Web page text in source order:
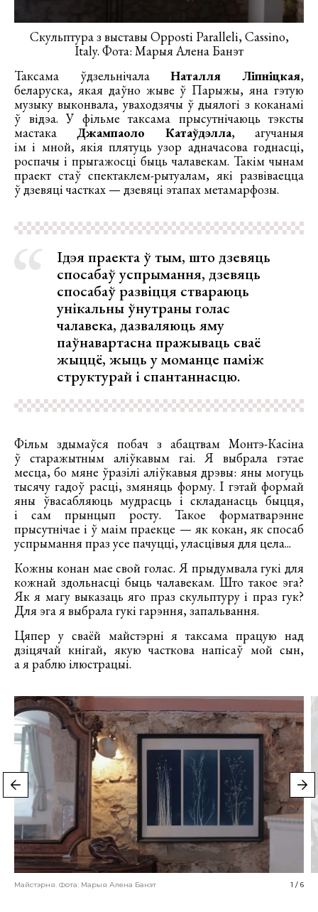
Скульптура з выставы Opposti Paralleli, Cassino,
Italy. Фота: Марыя Алена Банэт
Таксама ўдзельнічалаНаталля Ліпніцкая,
беларуска, якая даўно жыве ў Парыжы, яна гэтую
музыку выконвала, уваходзячы ў дыялогі з коканамі
ў відэа. У фільме таксама прысутнічаюць тэксты
мастакаДжампаоло Катаўдэлла, агучаныя
ім і мной, якія плятуць узор адначасова годнасці,
роспачы і прыгажосці быць чалавекам. Такім чынам
праект стаў спектаклем-рытуалам, які развіваецца
ў дзевяці частках — дзевяці этапах метамарфозы.
Ідэя праекта ў тым, што дзевяць
спосабаў успрымання, дзевяць
спосабаў развіцця ствараюць
унікальны ўнутраны голас
чалавека, дазваляюць яму
паўнавартасна пражываць сваё
жыццё, жыць у моманце паміж
структурай і спантаннасцю.
Фільм здымаўся побач з абацтвам Монтэ-Касіна
ў старажытным аліўкавым гаі. Я выбрала гэтае
месца, бо мяне ўразілі аліўкавыя дрэвы: яны могуць
тысячу гадоў расці, змяняць форму. І гэтай формай
яны ўвасабляюць мудрасць і складанасць быцця,
і сам прынцып росту. Такое форматварэнне
прысутнічае і ў маім праекце — як кокан, як спосаб
успрымання праз усе пачуцці, уласцівыя для цела...
Кожны конан мае свой голас. Я прыдумвала гукі для
кожнай здольнасці быць чалавекам. Што такое эга?
Як я магу выказаць яго праз скульптуру і праз гук?
Для эга я выбрала гукі гарэння, запальвання.
Цяпер у сваёй майстэрні я таксама працую над
дзіцячай кнігай, якую часткова напісаў мой сын,
а я раблю ілюстрацыі.
1 / 6
Майстэрня. Фота: Марыя Алена Банэт